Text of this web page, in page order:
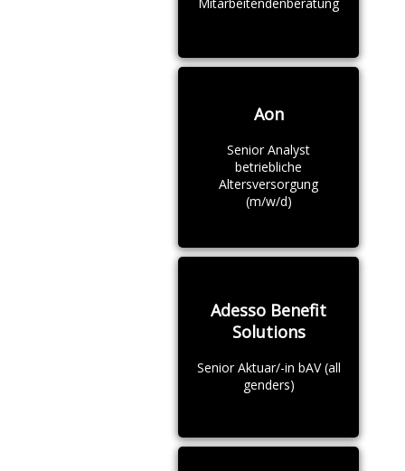
Aon
Senior Analyst
betriebliche
Altersversorgung
(m/w/d)
Adesso Benefit
Solutions
Senior Aktuar/-in bAV (all
genders)